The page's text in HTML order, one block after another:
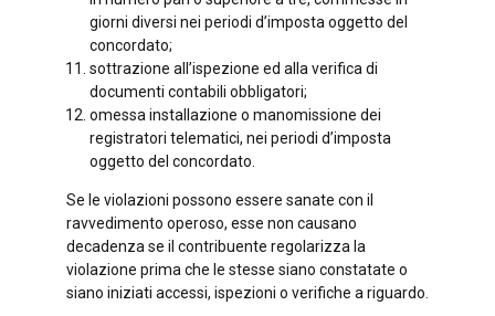
giorni diversi nei periodi d’imposta oggetto del
concordato;
sottrazione all’ispezione ed alla verifica di
documenti contabili obbligatori;
omessa installazione o manomissione dei
registratori telematici, nei periodi d’imposta
oggetto del concordato.
Se le violazioni possono essere sanate con il
ravvedimento operoso, esse non causano
decadenza se il contribuente regolarizza la
violazione prima che le stesse siano constatate o
siano iniziati accessi, ispezioni o verifiche a riguardo.